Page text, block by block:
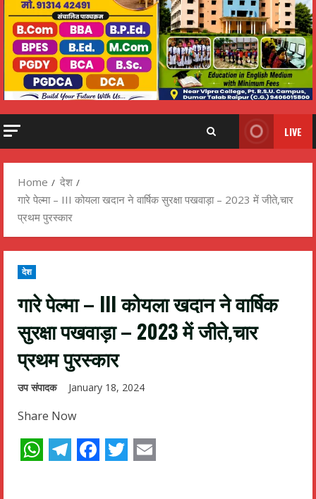
LIVE
Home
देश
गारे पेल्मा – III कोयला खदान ने वार्षिक सुरक्षा पखवाड़ा – 2023 में जीते,चार
प्रथम पुरस्कार
देश
गारे पेल्मा – III कोयला खदान ने वार्षिक
सुरक्षा पखवाड़ा – 2023 में जीते,चार
प्रथम पुरस्कार
उप संपादक January 18, 2024
Share Now